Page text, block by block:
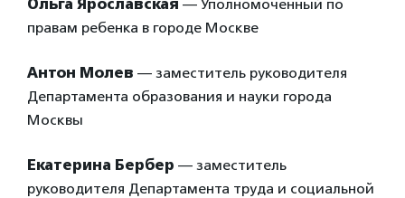
Ольга Ярославская — Уполномоченный по
правам ребенка в городе Москве
Антон Молев — заместитель руководителя
Департамента образования и науки города
Москвы
Екатерина Бербер — заместитель
руководителя Департамента труда и социальной